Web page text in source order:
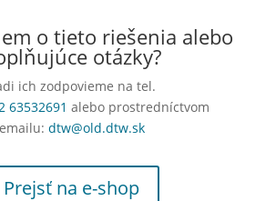
o tieto riešenia alebo
otázky?
ich zodpovieme na tel.
63532691 alebo prostredníctvom
emailu: dtw@old.dtw.sk
Prejsť na e-shop